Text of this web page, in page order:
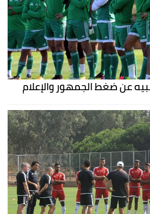
عن ضغط الجمهور والإعلام